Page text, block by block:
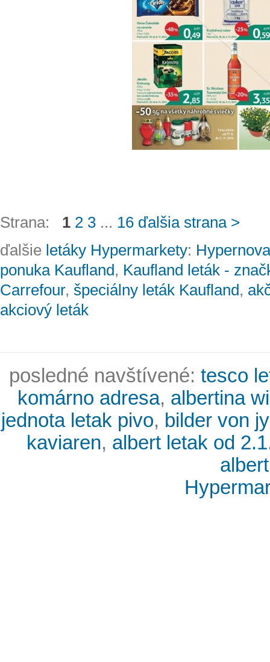
Strana: 1 2 3 ... 16 ďalšia strana >
ďalšie letáky Hypermarkety:
ponuka Kaufland, Kaufland leták -
Carrefour, špeciálny leták Kaufland,
akciový leták
posledné navštívené: tesco
komárno adresa, albertina
jednota letak pivo, bilder von
kaviaren, albert letak od